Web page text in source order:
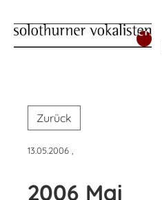
Zurück
13.05.2006
2006 Mai